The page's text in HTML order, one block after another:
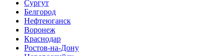
Сургут
Белгород
Нефтеюганск
Воронеж
Краснодар
Ростов-на-Дону